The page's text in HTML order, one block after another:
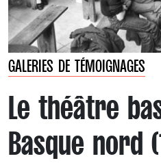
GALERIES DE TÉMOIGNAGES
Le théâtre
Basque nord